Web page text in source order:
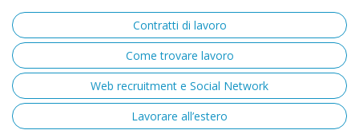
Contratti di lavoro
Come trovare lavoro
Web recruitment e Social Network
Lavorare all’estero